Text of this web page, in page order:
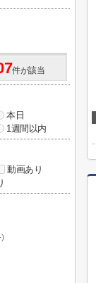
件が該当
本日
1週間以内
動画あり
)